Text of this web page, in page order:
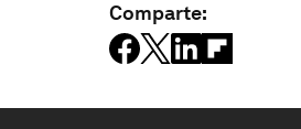
Comparte: